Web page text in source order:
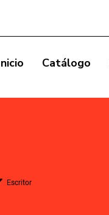
Catálogo
Escritor